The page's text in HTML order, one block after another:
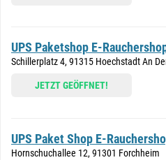
UPS Paketshop E-
Schillerplatz 4, 91315 Hoechstadt An
JETZT GEÖFFNET!
UPS Paket Shop E-
Hornschuchallee 12, 91301 Forchheim